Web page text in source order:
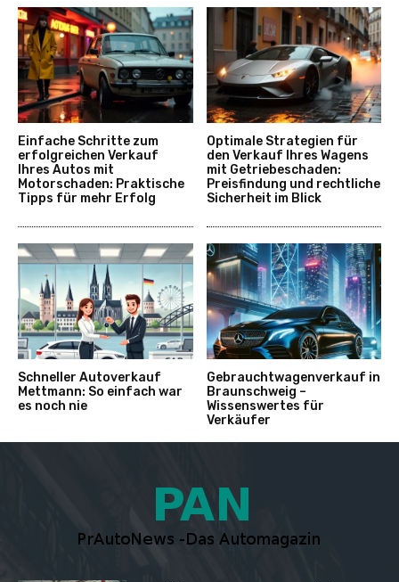
Einfache Schritte zum
erfolgreichen Verkauf
Ihres Autos mit
Motorschaden: Praktische
Tipps für mehr Erfolg
Optimale Strategien für
den Verkauf Ihres Wagens
mit Getriebeschaden:
Preisfindung und rechtliche
Sicherheit im Blick
Schneller Autoverkauf
Mettmann: So einfach war
es noch nie
Gebrauchtwagenverkauf in
Braunschweig –
Wissenswertes für
Verkäufer